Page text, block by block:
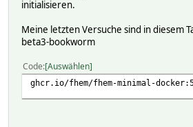
initialisieren.
Meine letzten Versuche sind in diesem
beta3-bookworm
Code Auswählen
ghcr.io/fhem/fhem-minimal-